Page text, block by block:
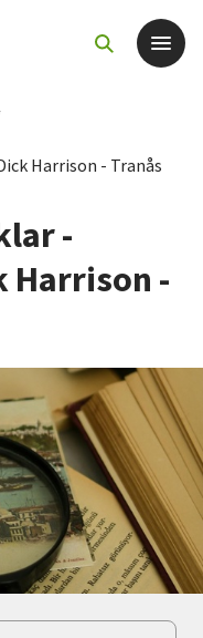
Harrison - Tranås
-
Harrison -